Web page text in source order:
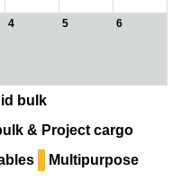
4 5 6
bulk
& Project cargo
Multipurpose